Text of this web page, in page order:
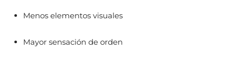
Menos elementos visuales
Mayor sensación de orden